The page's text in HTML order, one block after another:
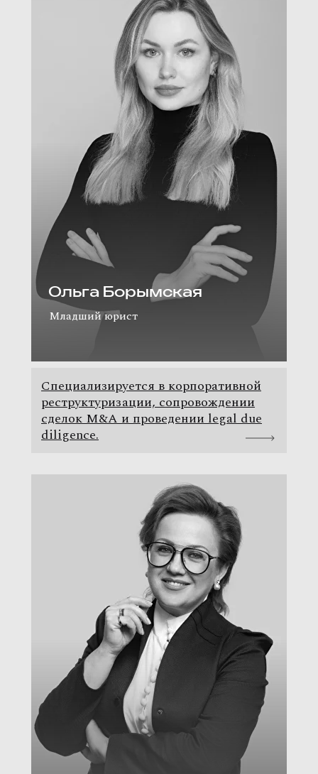
Ольга Борымская
Младший юрист
Специализируется в корпоративной
реструктуризации, сопровождении
сделок M&A и проведении legal due
diligence.